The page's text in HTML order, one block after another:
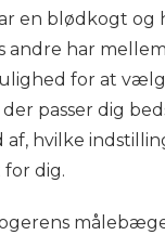
en blødkogt og
andre har
for at
passer dig
hvilke
dig.